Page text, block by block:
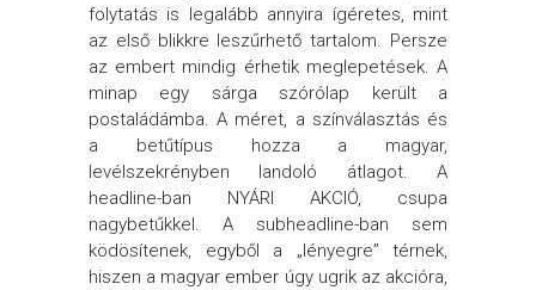
folytatás is legalább annyira ígéretes, mint
az első blikkre leszűrhető tartalom. Persze
az embert mindig érhetik meglepetések. A
minap egy sárga szórólap került a
postaládámba. A méret, a színválasztás és
a betűtípus hozza a magyar,
levélszekrényben landoló átlagot. A
headline-ban NYÁRI AKCIÓ, csupa
nagybetűkkel. A subheadline-ban sem
ködösítenek, egyből a „lényegre” térnek,
hiszen a magyar ember úgy ugrik az akcióra,